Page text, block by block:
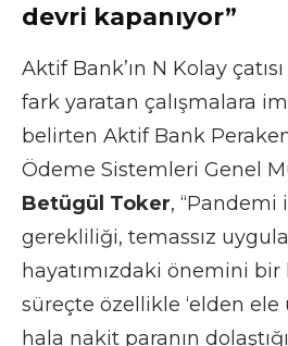
devri kapanıyor”
Aktif Bank’ın N Kolay
fark yaratan çalışmalara
belirten Aktif Bank
Ödeme Sistemleri Genel
Betügül Toker, “Pandemi
gerekliliği, temassız
hayatımızdaki önemini bir
süreçte özellikle ‘elden ele
hala nakit paranın